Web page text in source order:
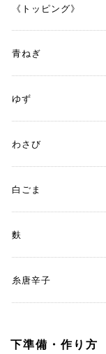
《トッピング》
青ねぎ
ゆず
わさび
白ごま
麩
糸唐辛子
下準備・作り方